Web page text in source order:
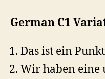
German C1
Das ist ein
Wir haben eine